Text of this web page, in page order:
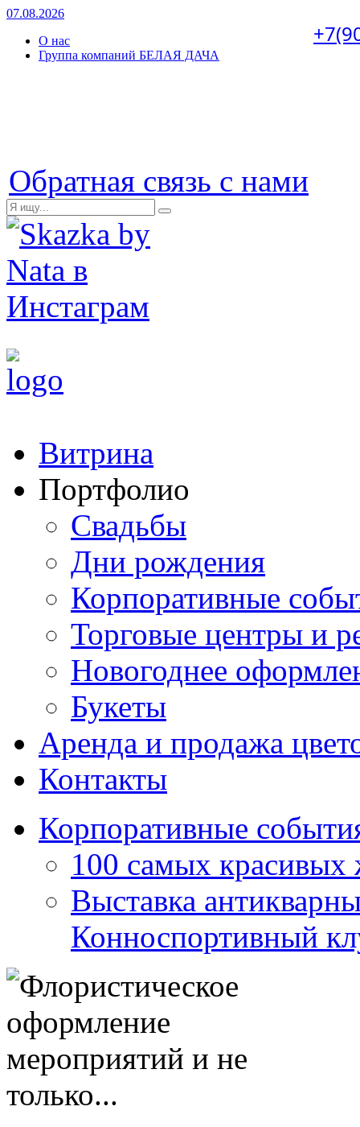
07.08.2026
О нас
Группа компаний БЕЛАЯ ДАЧА
Обратная связь с нами
Витрина
Портфолио
Свадьбы
Дни рождения
Корпоративные
Торговые центры и
Новогоднее
Букеты
Аренда и продажа
Контакты
Корпоративные
100 самых
Выставка
Конноспортивный